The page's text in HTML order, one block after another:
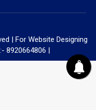
| For Website Designing
8920664806